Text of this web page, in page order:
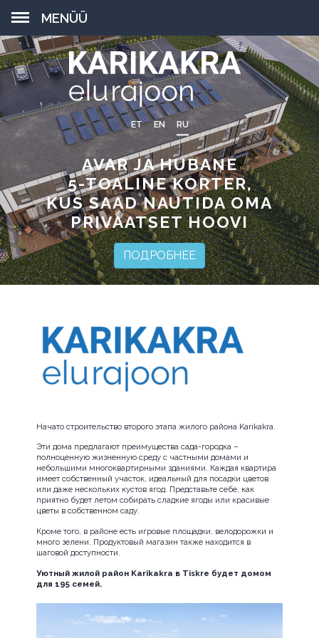
MENÜÜ
ET EN RU
AVAR JA HUBANE
5-TOALINE KORTER,
KUS SAAD NAUTIDA OMA
PRIVAATSET HOOVI
ПОДРОБНЕЕ
Начато строительство второго этапа жилого района Karikakra.
Эти дома предлагают преимущества сада-городка –
полноценную жизненную среду с частными домами и
небольшими многоквартирными зданиями. Каждая квартира
имеет собственный участок, идеальный для посадки цветов
или даже нескольких кустов ягод. Представьте себе, как
приятно будет летом собирать сладкие ягоды или красивые
цветы в собственном саду.
Кроме того, в районе есть игровые площадки, велодорожки и
много зелени. Продуктовый магазин также находится в
шаговой доступности.
Уютный жилой район Karikakra в Tiskre будет домом
для 195 семей.